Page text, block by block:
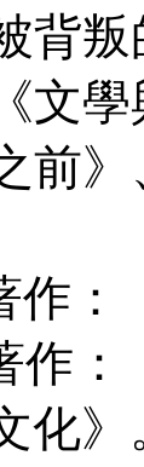
背
文
前
作：
作：
化》